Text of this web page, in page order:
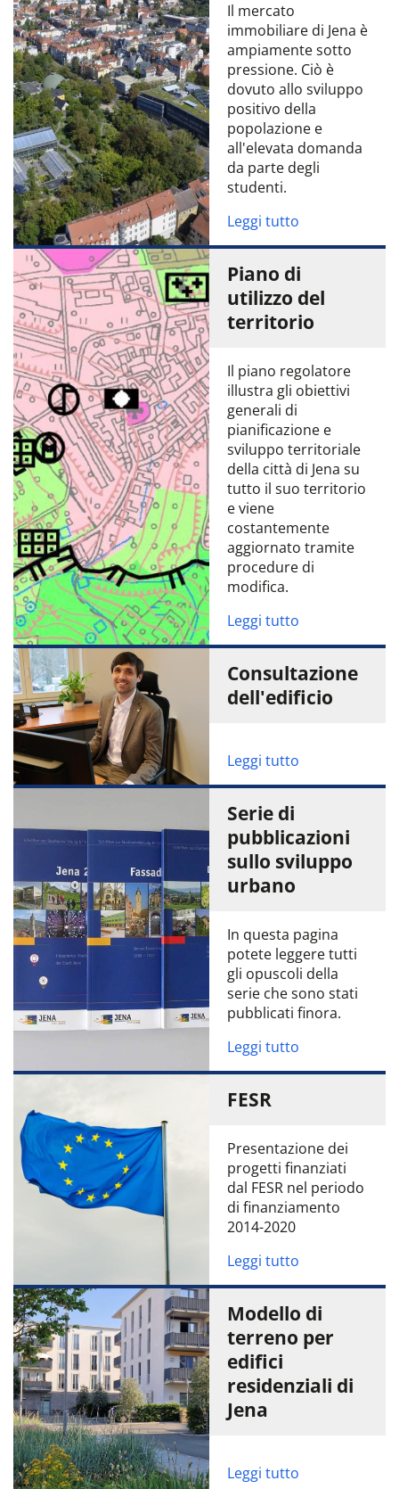
Il mercato
immobiliare di Jena è
ampiamente sotto
pressione. Ciò è
dovuto allo sviluppo
positivo della
popolazione e
all'elevata domanda
da parte degli
studenti.
Leggi tutto
Piano di
utilizzo del
territorio
Il piano regolatore
illustra gli obiettivi
generali di
pianificazione e
sviluppo territoriale
della città di Jena su
tutto il suo territorio
e viene
costantemente
aggiornato tramite
procedure di
modifica.
Leggi tutto
Consultazione
dell'edificio
Leggi tutto
Serie di
pubblicazioni
sullo sviluppo
urbano
In questa pagina
potete leggere tutti
gli opuscoli della
serie che sono stati
pubblicati finora.
Leggi tutto
FESR
Presentazione dei
progetti finanziati
dal FESR nel periodo
di finanziamento
2014-2020
Leggi tutto
Modello di
terreno per
edifici
residenziali di
Jena
Leggi tutto